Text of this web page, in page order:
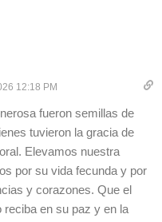
12:18 PM
fueron semillas de
tuvieron la gracia de
Elevamos nuestra
por su vida fecunda y por
y corazones. Que el
reciba en su paz y en la